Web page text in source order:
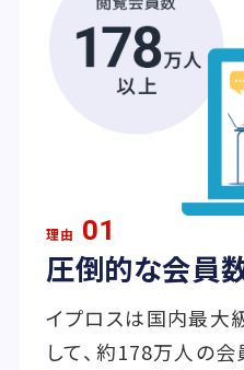
理由 01
圧倒的な会員
イプロスは国内最大
して、約178万人の会